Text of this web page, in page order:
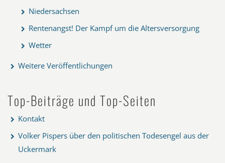
Niedersachsen
Rentenangst! Der Kampf um die Altersversorgung
Wetter
Weitere Veröffentlichungen
Top-Beiträge und Top-Seiten
Kontakt
Volker Pispers über den politischen Todesengel aus der
Uckermark